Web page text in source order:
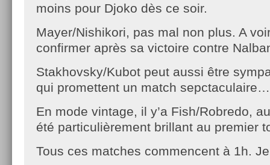
moins pour Djoko dès ce soir.
Mayer/Nishikori, pas mal non plus. A
confirmer après sa victoire contre
Stakhovsky/Kubot peut aussi être
qui promettent un match sepctaculaire…
En mode vintage, il y’a Fish/Robredo,
été particulièrement brillant au premier
Tous ces matches commencent à 1h.